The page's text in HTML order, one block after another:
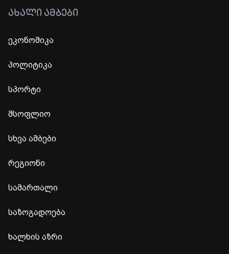
ᲐᲮᲐᲚᲘ ᲐᲛᲑᲔᲑᲘ
ეკონომიკა
პოლიტიკა
სპორტი
მსოფლიო
სხვა ამბები
რეგიონი
სამართალი
საზოგადოება
ხალხის აზრი